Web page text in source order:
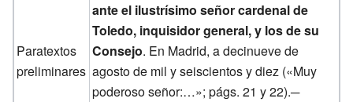
Paratextos
preliminares
ante el ilustrísimo señor cardenal de
Toledo, inquisidor general, y los de su
Consejo. En Madrid, a decinueve de
agosto de mil y seiscientos y diez («Muy
poderoso señor:…»; págs. 21 y 22).─